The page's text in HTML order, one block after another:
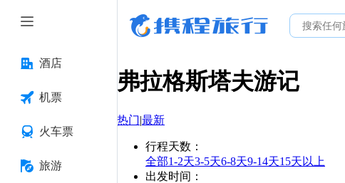
酒店
机票
火车票
旅游
弗拉格斯塔夫游记
热门|最新
行程天数 ：
全部1-2天3-5天6-8天9-14天15天以上
出发时间 ：